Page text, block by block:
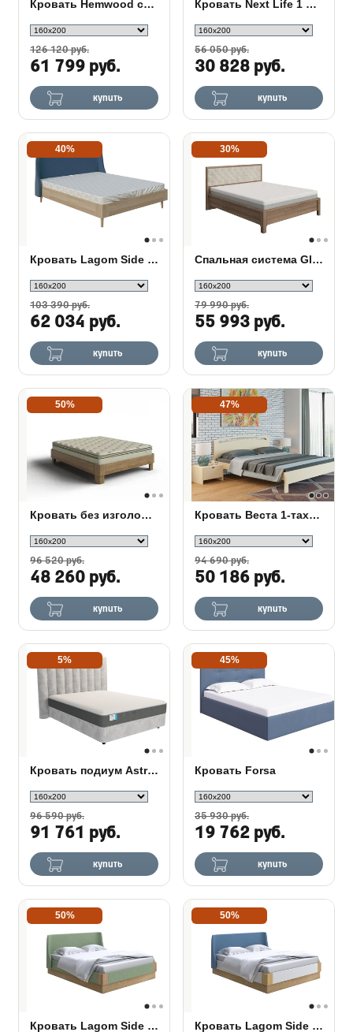
Кровать Hemwood сосна
126 120 руб.
61 799 руб.
купить
Кровать Next Life 1 в ткани
56 050 руб.
30 828 руб.
купить
40%
Кровать Lagom Side Wood
103 390 руб.
62 034 руб.
купить
30%
Спальная система Gloria Grand из массива дуба
79 990 руб.
55 993 руб.
купить
50%
Кровать без изголовья Hemwood Base
96 520 руб.
48 260 руб.
купить
47%
Кровать Веста 1-тахта-R Береза
94 690 руб.
50 186 руб.
купить
5%
Кровать подиум Astra с основанием Raibox
96 590 руб.
91 761 руб.
купить
45%
Кровать Forsa
35 930 руб.
19 762 руб.
купить
50%
Кровать Lagom Side Soft с подъемным механизмом
50%
Кровать Lagom Side Chips с подъемным механизмом